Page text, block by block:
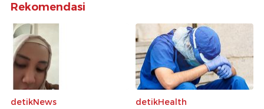
Rekomendasi
detikNews
detikHealth